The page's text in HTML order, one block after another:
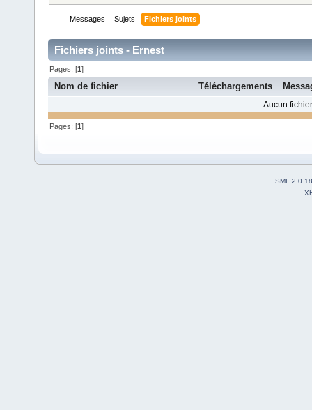
Messages Sujets Fichiers joints
Fichiers joints - Ernest
Pages: [1]
Nom de fichier Téléchargements
Aucun
Pages: [1]
SMF 2.0.18